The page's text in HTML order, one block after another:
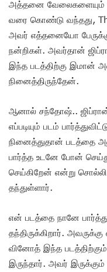
அத்தனை வேலைகளையும்
வரை கொண்டு வந்தது,
அவர் எத்தனையோ
நன்றிகள். அவர்தான்
இந்த படத்திற்கு இமான்
நினைத்திருந்தேன்.
ஆனால் சந்தோஷ்.. ஜிப்ரான்
எப்படியும் படம்
நினைத்துதான் படத்தை
பார்த்த உடனே போன்
செய்கிறேன் என்று
தந்துள்ளார்.
என் படத்தை நானே
தந்திருக்கிறார்.
வினோத் இந்த
இருந்தார். அவர்